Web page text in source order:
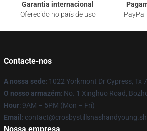
Garantia internacional
Oferecido no país de uso
Contacte-nos
A nossa sede: 1022 Yorkmont Dr Cypress, Tx
O nosso armazém: No. 1 Xinghuo Road,
Hour: 9AM – 5PM (Mon – Fri)
Email :